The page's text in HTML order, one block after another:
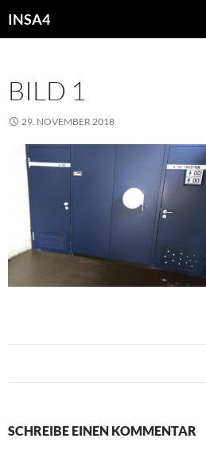
INSA4
BILD 1
29. NOVEMBER 2018
SCHREIBE EINEN KOMMENTAR